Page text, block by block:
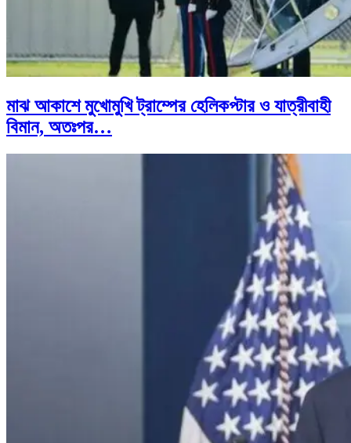
মাঝ আকাশে মুখোমুখি ট্রাম্পের হেলিকপ্টার ও যাত্রীবাহী
বিমান, অতঃপর…